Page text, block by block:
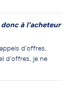
à l’acheteur
d’offres,
d’offres, je ne